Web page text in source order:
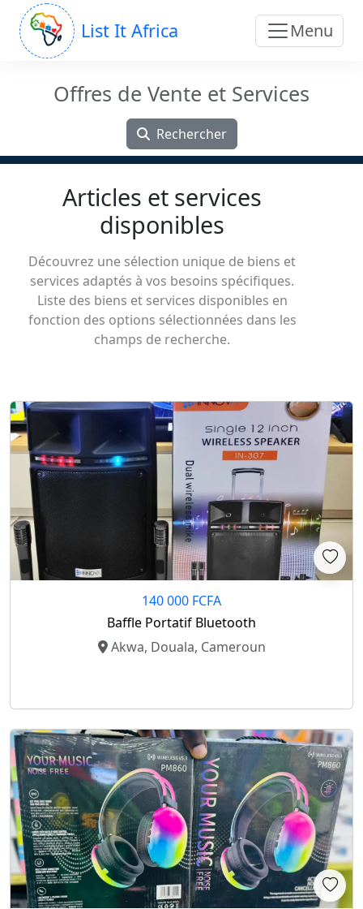
List It Africa Menu
Offres de Vente et Services
Rechercher
Articles et services
disponibles
Découvrez une sélection unique de biens et
services adaptés à vos besoins spécifiques.
Liste des biens et services disponibles en
fonction des options sélectionnées dans les
champs de recherche.
140 000 FCFA
Baffle Portatif Bluetooth
Akwa, Douala, Cameroun